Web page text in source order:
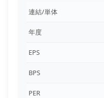
連結/単体
年度
EPS
BPS
PER